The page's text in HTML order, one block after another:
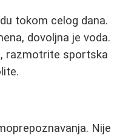
tokom celog dana.
dovoljna je voda.
razmotrite sportska
Nije